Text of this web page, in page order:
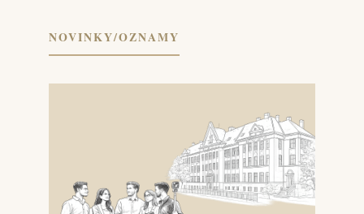
NOVINKY/OZNAMY